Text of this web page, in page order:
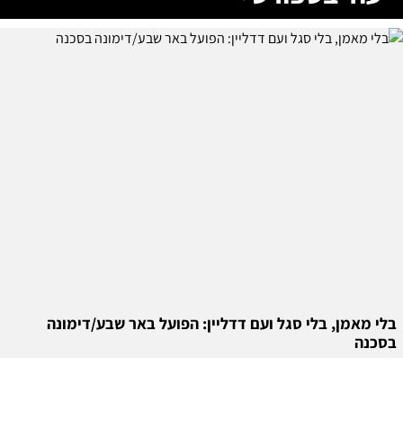
בלי מאמן, בלי סגל ועם דדליין: הפועל באר שבע/דימונה
בסכנה